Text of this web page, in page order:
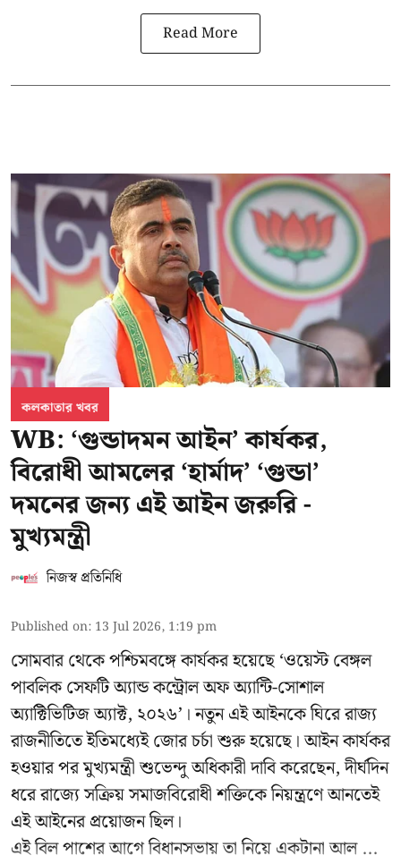
Read More
কলকাতার খবর
WB: ‘গুন্ডাদমন আইন’ কার্যকর,
বিরোধী আমলের ‘হার্মাদ’ ‘গুন্ডা’
দমনের জন্য এই আইন জরুরি -
মুখ্যমন্ত্রী
নিজস্ব প্রতিনিধি
Published on: 13 Jul 2026, 1:19 pm
সোমবার থেকে পশ্চিমবঙ্গে কার্যকর হয়েছে ‘ওয়েস্ট বেঙ্গল
পাবলিক সেফটি অ্যান্ড কন্ট্রোল অফ অ্যান্টি-সোশাল
অ্যাক্টিভিটিজ অ্যাক্ট, ২০২৬’। নতুন এই আইনকে ঘিরে রাজ্য
রাজনীতিতে ইতিমধ্যেই জোর চর্চা শুরু হয়েছে। আইন কার্যকর
হওয়ার পর মুখ্যমন্ত্রী শুভেন্দু অধিকারী দাবি করেছেন, দীর্ঘদিন
ধরে রাজ্যে সক্রিয় সমাজবিরোধী শক্তিকে নিয়ন্ত্রণে আনতেই
এই আইনের প্রয়োজন ছিল।
এই বিল পাশের আগে বিধানসভায় তা নিয়ে একটানা আল ...